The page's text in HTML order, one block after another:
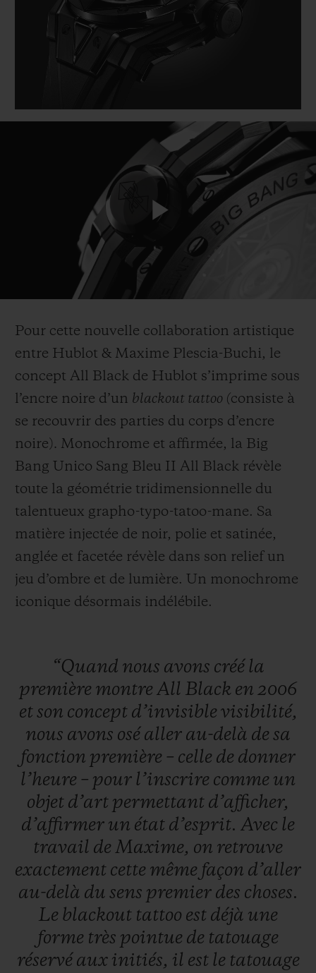
Play
Pour cette nouvelle collaboration artistique
entre Hublot & Maxime Plescia-Buchi, le
concept All Black de Hublot s’imprime sous
l’encre noire d’un blackout tattoo (consiste à
se recouvrir des parties du corps d’encre
noire) . Monochrome et affirmée, la Big
Bang Unico Sang Bleu II All Black révèle
toute la géométrie tridimensionnelle du
talentueux grapho-typo-tatoo-mane. Sa
matière injectée de noir, polie et satinée,
anglée et facetée révèle dans son relief un
jeu d’ombre et de lumière. Un monochrome
iconique désormais indélébile.
“Quand nous avons créé la
première montre All Black en 2006
etson concept d’invisible visibilité,
nous avons osé aller au-delà de sa
fonction première – celle de donner
l’heure – pour l’inscrire comme un
objet d’art permettant d’afficher,
d’affirmer un état d’esprit. Avec le
travail de Maxime, on retrouve
exactement cette même façon d’aller
au-delà du sens premier des choses.
Le blackout tattoo est déjà une
forme très pointue de tatouage
réservé aux initiés, il est le tatouage
BIG BANG
SUMMER MULTI-
COLORED CERAMIC
BIG BANG
PEACH CERAMIC
HUBLOTISTA ET EXTENSION DE GARANTIE
DÉLAI DE LIVRAISON
LIVRAISON ET RETOURS GRATUITS
PAIEMENT SÉCURISÉ
NOUS CONTACTER
TROUVER UNE BOUTIQUE